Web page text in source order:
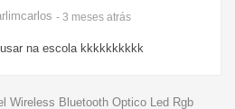
- 3 meses atrás
na escola kkkkkkkkkk
Wireless Bluetooth Optico Led Rgb